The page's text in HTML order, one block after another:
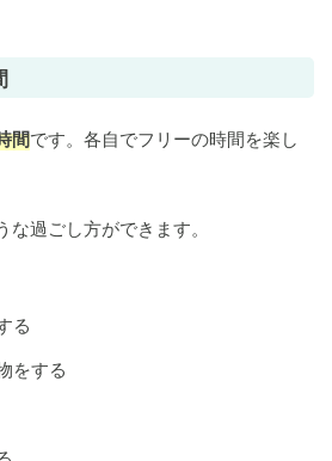
間です。各自でフリーの時間を楽し
過ごし方ができます。
る
をする